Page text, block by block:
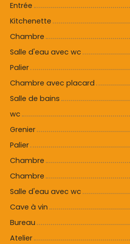
Entrée
Kitchenette
Chambre
Salle d'eau avec wc
Palier
Chambre avec placard
Salle de bains
wc
Grenier
Palier
Chambre
Chambre
Salle d'eau avec wc
Cave à vin
Bureau
Atelier